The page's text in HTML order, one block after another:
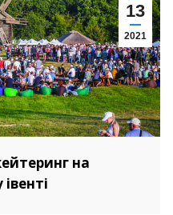
13
2021
на